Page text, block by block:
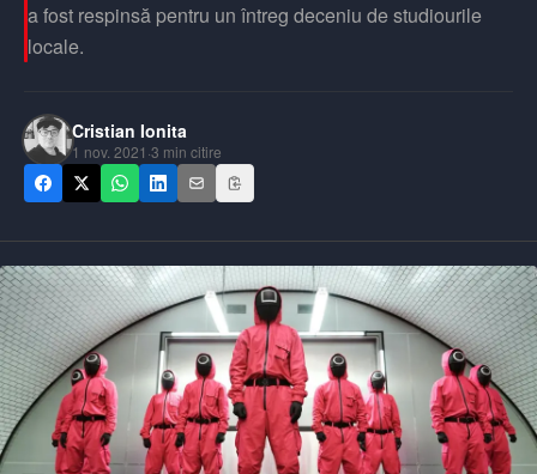
a fost respinsă pentru un întreg deceniu de studiourile
locale.
Cristian Ionita
1 nov. 2021 ·3 min citire